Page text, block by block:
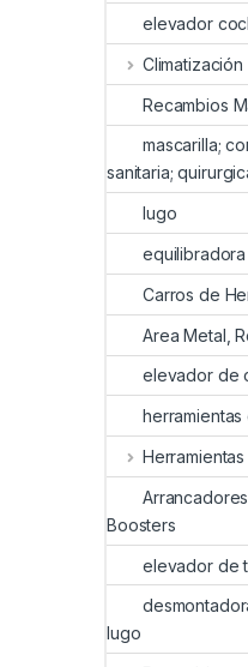
elevador
Climatización
Recambios
mascarilla;
sanitaria;
lugo
equilibradora
Carros de
Area Metal,
elevador de
Boosters
elevador de
lugo